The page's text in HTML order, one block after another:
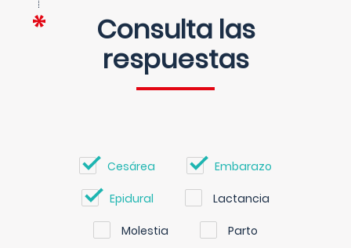
Consulta las
respuestas
Cesárea Embarazo
Epidural Lactancia
Molestia Parto